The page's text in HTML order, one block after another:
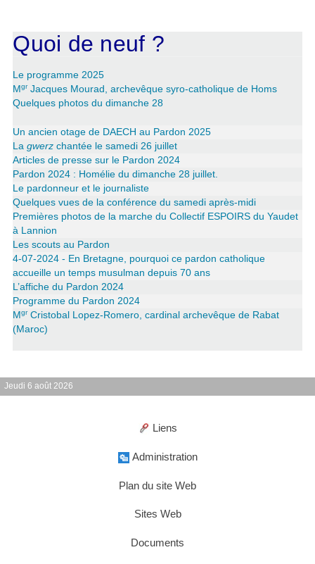
Quoi de neuf ?
Le programme 2025
MgrJacques Mourad, archevêque syro-catholique de Homs
Quelques photos du dimanche 28
Un ancien otage de DAECH au Pardon 2025
Lagwerz chantée le samedi 26 juillet
Articles de presse sur le Pardon 2024
Pardon 2024 : Homélie du dimanche 28 juillet.
Le pardonneur et le journaliste
Quelques vues de la conférence du samedi après-midi
Premières photos de la marche du Collectif ESPOIRS du Yaudet
à Lannion
Les scouts au Pardon
4-07-2024 - En Bretagne, pourquoi ce pardon catholique
accueille un temps musulman depuis 70 ans
L’affiche du Pardon 2024
Programme du Pardon 2024
MgrCristobal Lopez-Romero, cardinal archevêque de Rabat
(Maroc)
Jeudi 6 août 2026
Liens
Administration
Plan du site Web
Sites Web
Documents